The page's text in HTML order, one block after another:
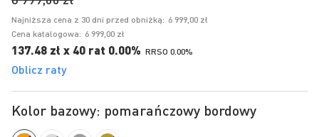
Kolor bazowy: pomarańczowy bordowy
Najniższa cena z 30 dni przed obniżką: 6 999,00 zł
Cena katalogowa: 6 999,00 zł
137.48 zł x 40 rat 0.00% RRSO 0.00%
Oblicz raty